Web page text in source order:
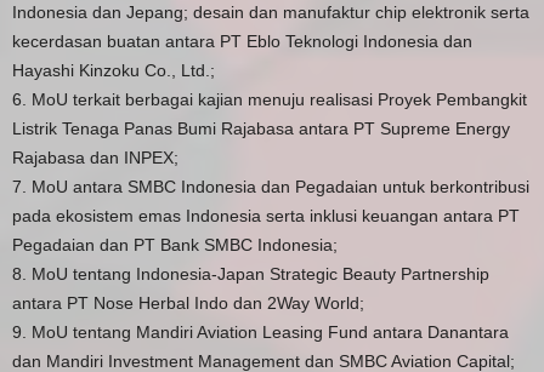
Indonesia dan Jepang; desain dan manufaktur chip elektronik serta
kecerdasan buatan antara PT Eblo Teknologi Indonesia dan
Hayashi Kinzoku Co., Ltd.;
6. MoU terkait berbagai kajian menuju realisasi Proyek Pembangkit
Listrik Tenaga Panas Bumi Rajabasa antara PT Supreme Energy
Rajabasa dan INPEX;
7. MoU antara SMBC Indonesia dan Pegadaian untuk berkontribusi
pada ekosistem emas Indonesia serta inklusi keuangan antara PT
Pegadaian dan PT Bank SMBC Indonesia;
8. MoU tentang Indonesia-Japan Strategic Beauty Partnership
antara PT Nose Herbal Indo dan 2Way World;
9. MoU tentang Mandiri Aviation Leasing Fund antara Danantara
dan Mandiri Investment Management dan SMBC Aviation Capital;